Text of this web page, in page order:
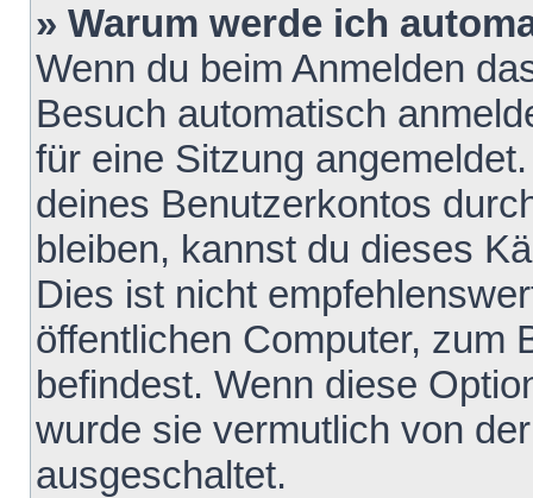
» Warum werde ich
Wenn du beim Anmelden
Besuch automatisch
für eine Sitzung
deines Benutzerkontos
bleiben, kannst du dieses
Dies ist nicht
öffentlichen Computer, zum
befindest. Wenn diese
wurde sie vermutlich von
ausgeschaltet.